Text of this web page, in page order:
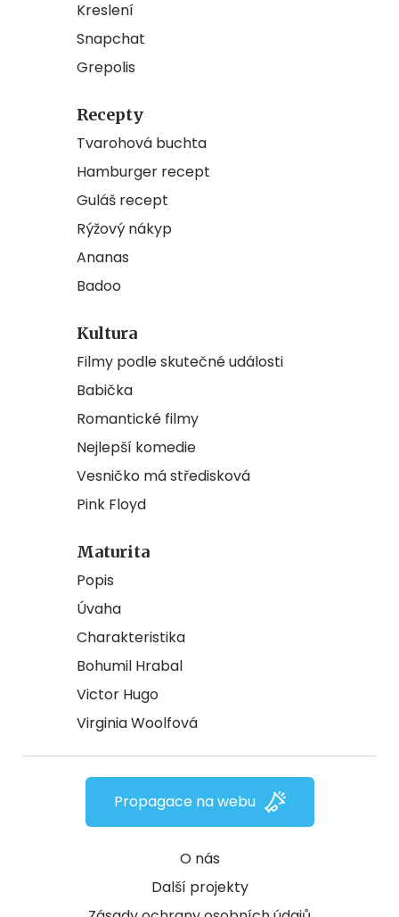
Kreslení
Snapchat
Grepolis
Recepty
Tvarohová buchta
Hamburger recept
Guláš recept
Rýžový nákyp
Ananas
Badoo
Kultura
Filmy podle skutečné události
Babička
Romantické filmy
Nejlepší komedie
Vesničko má středisková
Pink Floyd
Maturita
Popis
Úvaha
Charakteristika
Bohumil Hrabal
Victor Hugo
Virginia Woolfová
O nás
Další projekty
Propagace na webu